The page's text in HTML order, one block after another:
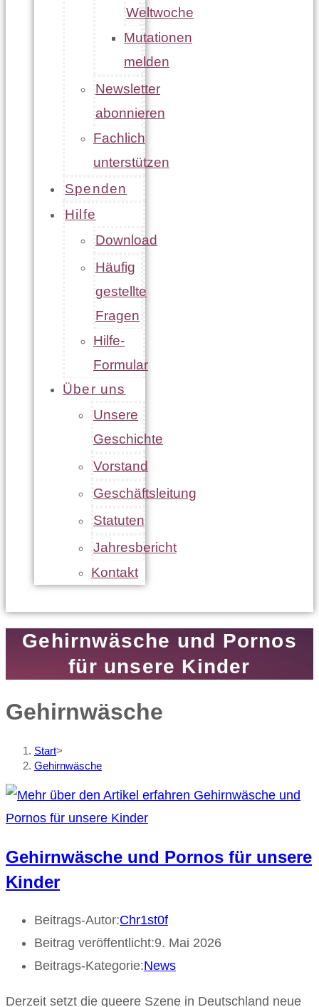
Weltwoche
Mutationen
melden
Newsletter
abonnieren
Fachlich
unterstützen
Spenden
Hilfe
Download
Häufig
gestellte
Fragen
Hilfe-
Formular
Über uns
Unsere
Geschichte
Vorstand
Geschäftsleitung
Statuten
Jahresbericht
Kontakt
Gehirnwäsche und Pornos
für unsere Kinder
Gehirnwäsche
Start>
Gehirnwäsche
Gehirnwäsche und Pornos für unsere
Kinder
Beitrags-Autor:Chr1st0f
Beitrag veröffentlicht:9. Mai 2026
Beitrags-Kategorie:News
Derzeit setzt die queere Szene in Deutschland neue